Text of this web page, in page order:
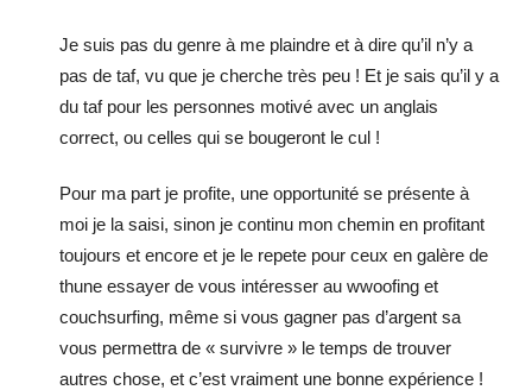
Je suis pas du genre à me plaindre et à dire qu’il n’y a
pas de taf, vu que je cherche très peu ! Et je sais qu’il y a
du taf pour les personnes motivé avec un anglais
correct, ou celles qui se bougeront le cul !
Pour ma part je profite, une opportunité se présente à
moi je la saisi, sinon je continu mon chemin en profitant
toujours et encore et je le repete pour ceux en galère de
thune essayer de vous intéresser au wwoofing et
couchsurfing, même si vous gagner pas d’argent sa
vous permettra de « survivre » le temps de trouver
autres chose, et c’est vraiment une bonne expérience !